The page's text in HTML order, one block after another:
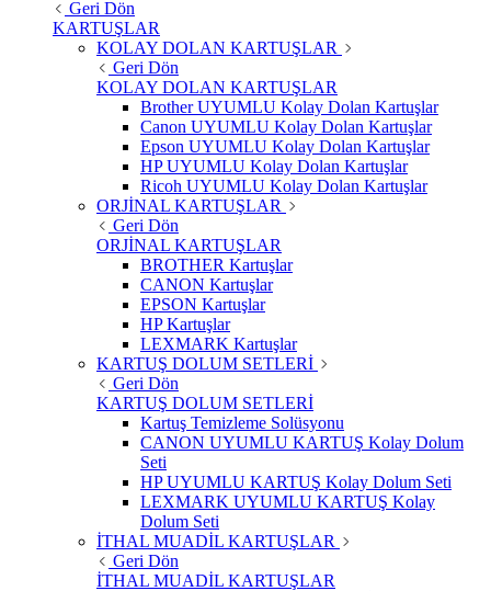
Geri Dön
KARTUŞLAR
KOLAY DOLAN KARTUŞLAR
Geri Dön
KOLAY DOLAN KARTUŞLAR
Brother UYUMLU Kolay Dolan Kartuşlar
Canon UYUMLU Kolay Dolan Kartuşlar
Epson UYUMLU Kolay Dolan Kartuşlar
HP UYUMLU Kolay Dolan Kartuşlar
Ricoh UYUMLU Kolay Dolan Kartuşlar
ORJİNAL KARTUŞLAR
Geri Dön
ORJİNAL KARTUŞLAR
BROTHER Kartuşlar
CANON Kartuşlar
EPSON Kartuşlar
HP Kartuşlar
LEXMARK Kartuşlar
KARTUŞ DOLUM SETLERİ
Geri Dön
KARTUŞ DOLUM SETLERİ
Kartuş Temizleme Solüsyonu
CANON UYUMLU KARTUŞ Kolay Dolum
Seti
HP UYUMLU KARTUŞ Kolay Dolum Seti
LEXMARK UYUMLU KARTUŞ Kolay
Dolum Seti
İTHAL MUADİL KARTUŞLAR
Geri Dön
İTHAL MUADİL KARTUŞLAR